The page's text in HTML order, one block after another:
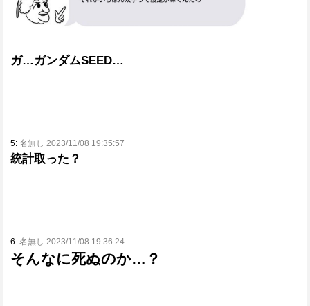
ガ…ガンダムSEED…
5: 名無し 2023/11/08 19:35:57
統計取った？
6: 名無し 2023/11/08 19:36:24
そんなに死ぬのか…？